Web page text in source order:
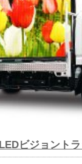
LEDビジョント